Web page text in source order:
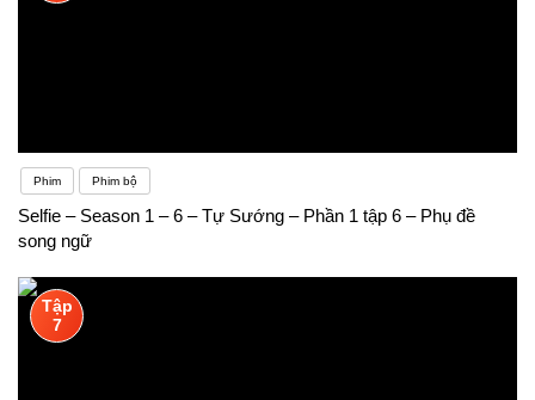
Phim Phim bộ
Selfie – Season 1 – 6 – Tự Sướng – Phần 1 tập 6 – Phụ đề
song ngữ
Tập
7